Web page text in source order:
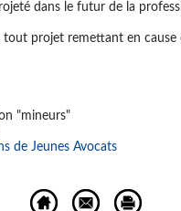
dans le futur de la
tout projet remettant en
"mineurs"
de Jeunes Avocats